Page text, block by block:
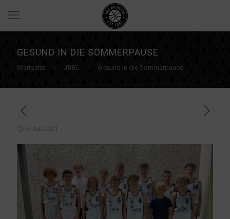
GESUND IN DIE SOMMERPAUSE
Startseite JBBL Gesund in die Sommerpause
6. Juli 2021